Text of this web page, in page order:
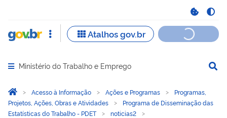
Abrir menu principal de navegação
Ministério do Trabalho e Emprego
Você está aqui:
Página Inicial
Acesso à Informação Ações e Programas
Programas,
Projetos, Ações, Obras e Atividades
Programa de Disseminação das
Estatísticas do Trabalho - PDET
noticias2